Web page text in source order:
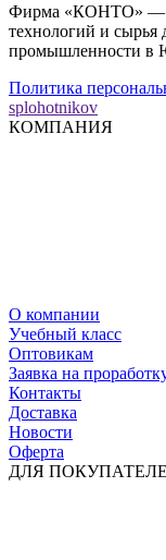
Фирма «КОНТО» —
технологий и сырья
промышленности в
Политика
splohotnikov
КОМПАНИЯ
О компании
Учебный класс
Оптовикам
Заявка на
Контакты
Доставка
Новости
Оферта
ДЛЯ